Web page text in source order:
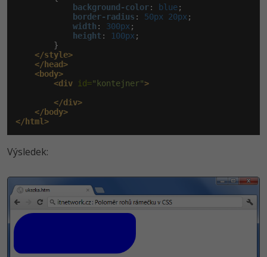
background-color: blue;
border-radius : 50px 20px ;
width : 300px ;
height : 100px ;
        }
</style>
</head>
<body>
<div id="kontejner">
</div>
</body>
</html>
Výsledek: